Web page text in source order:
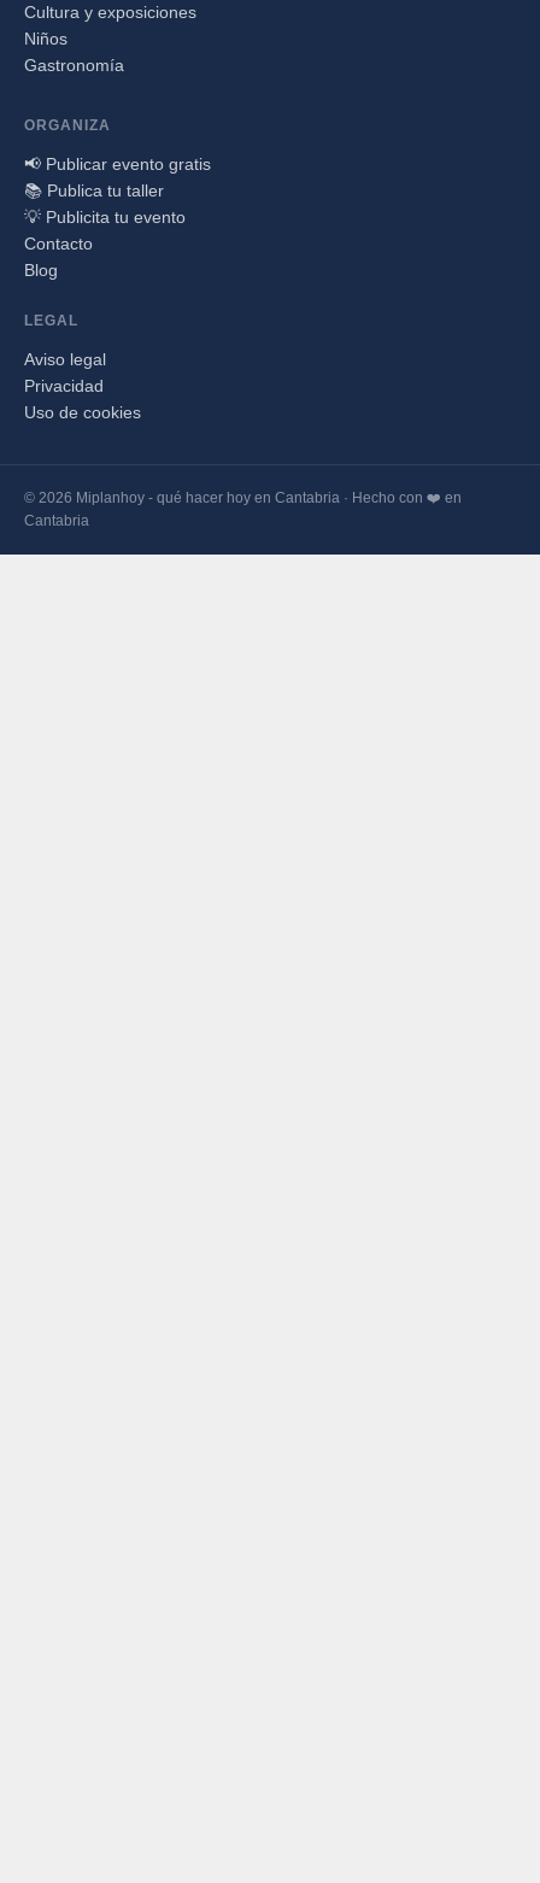
Cultura y exposiciones
Niños
Gastronomía
ORGANIZA
📢 Publicar evento gratis
📚 Publica tu taller
💡 Publicita tu evento
Contacto
Blog
LEGAL
Aviso legal
Privacidad
Uso de cookies
© 2026 Miplanhoy - qué hacer hoy en Cantabria · Hecho con ❤️ en
Cantabria